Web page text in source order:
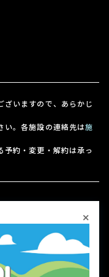
ざいますので、あらかじ
い。各施設の連絡先は施
予約・変更・解約は承っ
×